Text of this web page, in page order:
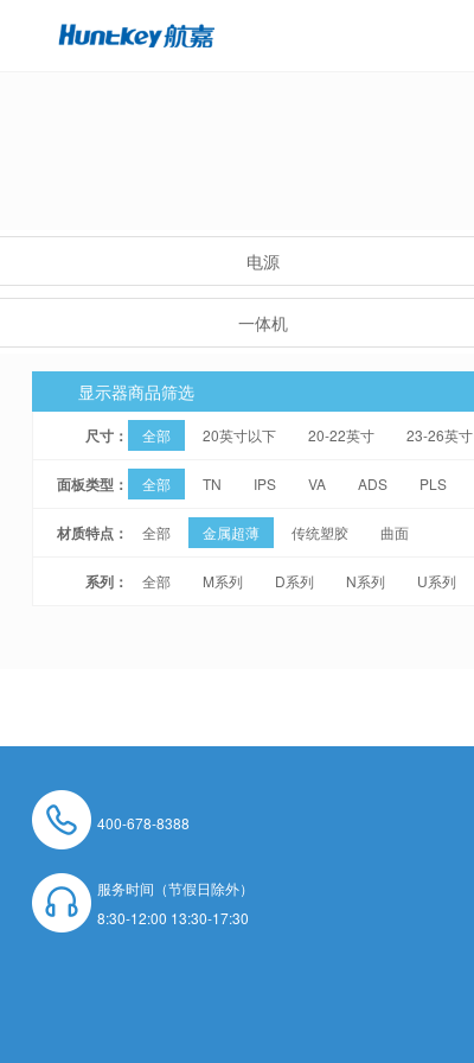
电源
一体机
显示器商品筛选
尺寸： 全部 20英寸以下 20-22英寸 23-26英寸
面板类型： 全部 TN IPS VA ADS PLS
材质特点： 全部 金属超薄 传统塑胶 曲面
系列： 全部 M系列 D系列 N系列 U系列
400-678-8388
服务时间（节假日除外）
8:30-12:00 13:30-17:30